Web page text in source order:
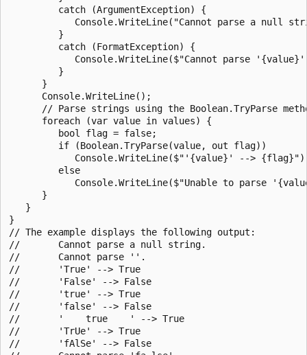
         catch (ArgumentException) {
Console.WriteLine("Cannot parse a null
         }
         catch (FormatException) {
Console.WriteLine($"Cannot parse
         }
      }
      Console.WriteLine();
// Parse strings using the Boolean.TryParse
      foreach (var value in values) {
         bool flag = false;
         if (Boolean.TryParse(value, out flag))
Console.WriteLine($"'{value}' -->
         else
Console.WriteLine($"Unable to parse
      }
   }
}
// The example displays the following output:
//       Cannot parse a null string.
//       Cannot parse ''.
//       'True' --> True
//       'False' --> False
//       'true' --> True
//       'false' --> False
//       '    true    ' --> True
//       'TrUe' --> True
//       'fAlSe' --> False